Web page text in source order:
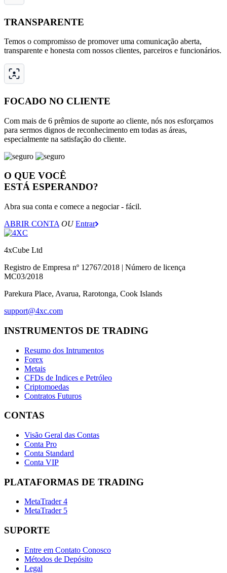
TRANSPARENTE
Temos o compromisso de promover uma comunicação aberta,
transparente e honesta com nossos clientes, parceiros e funcionários.
FOCADO NO CLIENTE
Com mais de 6 prêmios de suporte ao cliente, nós nos esforçamos
para sermos dignos de reconhecimento em todas as áreas,
especialmente na satisfação do cliente.
O QUE VOCÊ
ESTÁ ESPERANDO?
Abra sua conta e comece a negociar - fácil.
ABRIR CONTA OU Entrar
4xCube Ltd
Registro de Empresa nº 12767/2018 | Número de licença
MC03/2018
Parekura Place, Avarua, Rarotonga, Cook Islands
support@4xc.com
INSTRUMENTOS DE TRADING
Resumo dos Intrumentos
Forex
Metais
CFDs de Indices e Petróleo
Criptomoedas
Contratos Futuros
CONTAS
Visão Geral das Contas
Conta Pro
Conta Standard
Conta VIP
PLATAFORMAS DE TRADING
MetaTrader 4
MetaTrader 5
SUPORTE
Entre em Contato Conosco
Métodos de Depósito
Legal